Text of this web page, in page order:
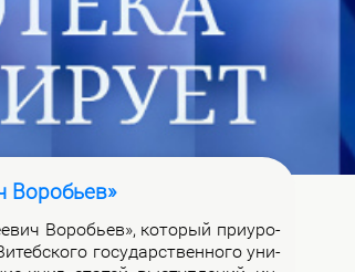
Воробьев»
Во­ро­бьев», ко­то­рый при­уро­
го­судар­ствен­но­го уни­